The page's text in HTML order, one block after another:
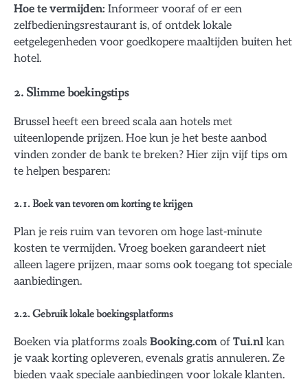
Hoe te vermijden: Informeer vooraf of er een
zelfbedieningsrestaurant is, of ontdek lokale
eetgelegenheden voor goedkopere maaltijden buiten het
hotel.
2. Slimme boekingstips
Brussel heeft een breed scala aan hotels met
uiteenlopende prijzen. Hoe kun je het beste aanbod
vinden zonder de bank te breken? Hier zijn vijf tips om
te helpen besparen:
2.1. Boek van tevoren om korting te krijgen
Plan je reis ruim van tevoren om hoge last-minute
kosten te vermijden. Vroeg boeken garandeert niet
alleen lagere prijzen, maar soms ook toegang tot speciale
aanbiedingen.
2.2. Gebruik lokale boekingsplatforms
Boeken via platforms zoals Booking.com of Tui.nl kan
je vaak korting opleveren, evenals gratis annuleren. Ze
bieden vaak speciale aanbiedingen voor lokale klanten.